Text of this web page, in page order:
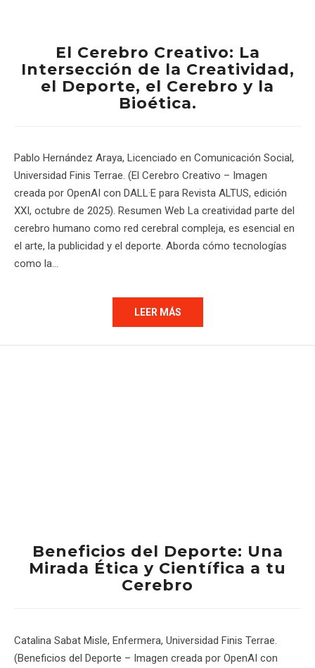
El Cerebro Creativo: La
Intersección de la Creatividad,
el Deporte, el Cerebro y la
Bioética.
Pablo Hernández Araya, Licenciado en Comunicación Social,
Universidad Finis Terrae. (El Cerebro Creativo – Imagen
creada por OpenAI con DALL·E para Revista ALTUS, edición
XXI, octubre de 2025). Resumen Web La creatividad parte del
cerebro humano como red cerebral compleja, es esencial en
el arte, la publicidad y el deporte. Aborda cómo tecnologías
como la…
LEER MÁS
Beneficios del Deporte: Una
Mirada Ética y Científica a tu
Cerebro
Catalina Sabat Misle, Enfermera, Universidad Finis Terrae.
(Beneficios del Deporte – Imagen creada por OpenAI con